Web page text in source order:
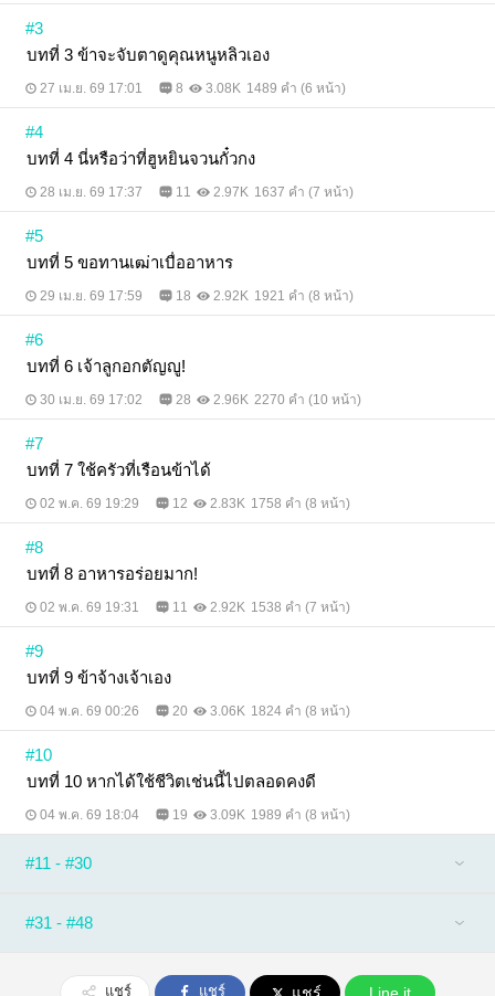
#3
บทที่ 3 ข้าจะจับตาดูคุณหนูหลิวเอง
27 เม.ย. 69 17:01 8 3.08K 1489 คำ (6 หน้า)
#4
บทที่ 4 นี่หรือว่าที่ฮูหยินจวนกั๋วกง
28 เม.ย. 69 17:37 11 2.97K 1637 คำ (7 หน้า)
#5
บทที่ 5 ขอทานเฒ่าเบื่ออาหาร
29 เม.ย. 69 17:59 18 2.92K 1921 คำ (8 หน้า)
#6
บทที่ 6 เจ้าลูกอกตัญญู!
30 เม.ย. 69 17:02 28 2.96K 2270 คำ (10 หน้า)
#7
บทที่ 7 ใช้ครัวที่เรือนข้าได้
02 พ.ค. 69 19:29 12 2.83K 1758 คำ (8 หน้า)
#8
บทที่ 8 อาหารอร่อยมาก!
02 พ.ค. 69 19:31 11 2.92K 1538 คำ (7 หน้า)
#9
บทที่ 9 ข้าจ้างเจ้าเอง
04 พ.ค. 69 00:26 20 3.06K 1824 คำ (8 หน้า)
#10
บทที่ 10 หากได้ใช้ชีวิตเช่นนี้ไปตลอดคงดี
04 พ.ค. 69 18:04 19 3.09K 1989 คำ (8 หน้า)
#11 - #30
#31 - #48
แชร์ แชร์ แชร์ Line it